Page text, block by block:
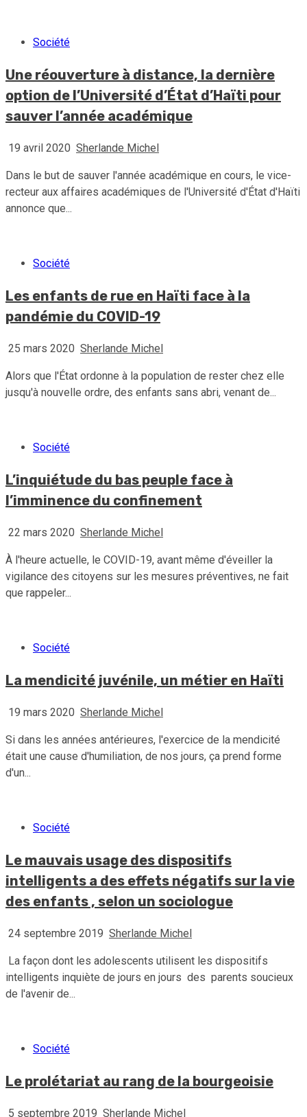
Société
Une réouverture à distance, la dernière
option de l’Université d’État d’Haïti pour
sauver l’année académique
19 avril 2020 Sherlande Michel
Dans le but de sauver l'année académique en cours, le vice-
recteur aux affaires académiques de l'Université d'État d'Haïti
annonce que...
Société
Les enfants de rue en Haïti face à la
pandémie du COVID-19
25 mars 2020 Sherlande Michel
Alors que l'État ordonne à la population de rester chez elle
jusqu'à nouvelle ordre, des enfants sans abri, venant de...
Société
L’inquiétude du bas peuple face à
l’imminence du confinement
22 mars 2020 Sherlande Michel
À l'heure actuelle, le COVID-19, avant même d'éveiller la
vigilance des citoyens sur les mesures préventives, ne fait
que rappeler...
Société
La mendicité juvénile, un métier en Haïti
19 mars 2020 Sherlande Michel
Si dans les années antérieures, l'exercice de la mendicité
était une cause d'humiliation, de nos jours, ça prend forme
d'un...
Société
Le mauvais usage des dispositifs
intelligents a des effets négatifs sur la vie
des enfants , selon un sociologue
24 septembre 2019 Sherlande Michel
La façon dont les adolescents utilisent les dispositifs
intelligents inquiète de jours en jours des parents soucieux
de l'avenir de...
Société
Le prolétariat au rang de la bourgeoisie
5 septembre 2019 Sherlande Michel